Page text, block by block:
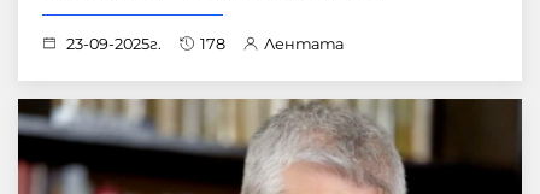
23-09-2025г. 178 Лентата